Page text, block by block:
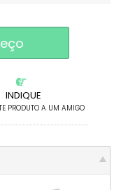
INDIQUE
PRODUTO A UM AMIGO